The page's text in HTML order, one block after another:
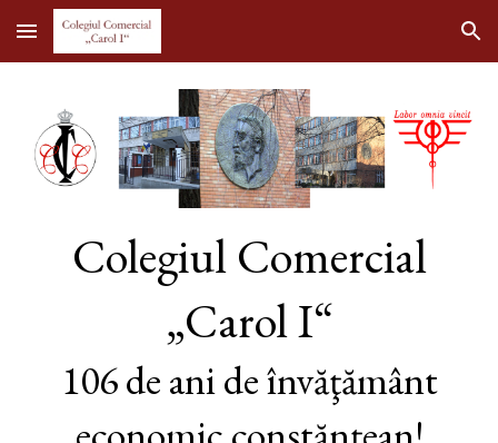
Skip to main content Skip to navigation
Colegiul Comercial
„Carol I“
106de ani de învăţământ